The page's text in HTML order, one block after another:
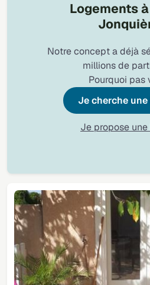
Logements
Notre concept a déjà
millions de
Pourquoi pas
Je cherche
Je propose